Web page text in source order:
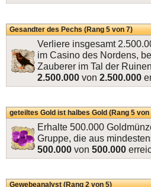
Gesandter des Pechs (Rang 5 von 7)
Verliere insgesamt
im Casino des Nordens,
Zauberer im Tal der
2.500.000 von 2.500.000
geteiltes Gold ist halbes Gold (Rang 5 von
Erhalte 500.000
Gruppe, die aus
500.000 von 500.000
Gewebeanalyst (Rang 2 von 5)